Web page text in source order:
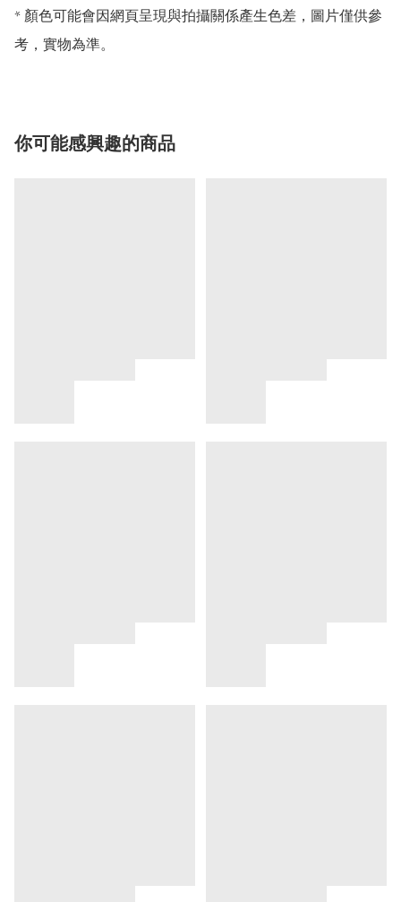
* 顏色可能會因網頁呈現與拍攝關係產生色差，圖片僅供參
考，實物為準。
你可能感興趣的商品